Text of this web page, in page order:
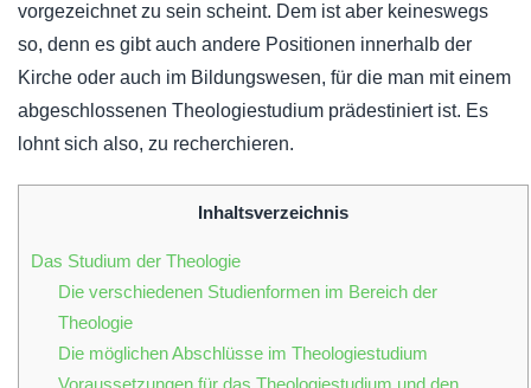
vorgezeichnet zu sein scheint. Dem ist aber keineswegs
so, denn es gibt auch andere Positionen innerhalb der
Kirche oder auch im Bildungswesen, für die man mit einem
abgeschlossenen Theologiestudium prädestiniert ist. Es
lohnt sich also, zu recherchieren.
Inhaltsverzeichnis
Das Studium der Theologie
Die verschiedenen Studienformen im Bereich der
Theologie
Die möglichen Abschlüsse im Theologiestudium